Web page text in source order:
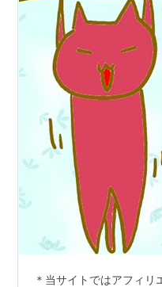
＊当サイトではアフィ